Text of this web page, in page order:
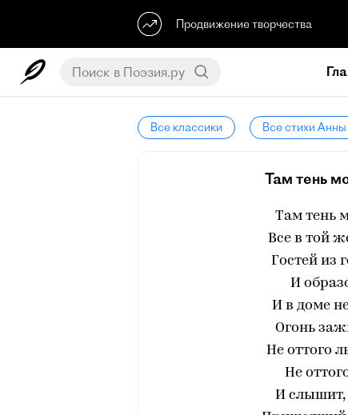
Продвижение творчества
Все классики Все стихи
Там тень
Там тень
Все в той
Гостей из
И
И в доме
Огонь
Не оттого
Не
И слышит,